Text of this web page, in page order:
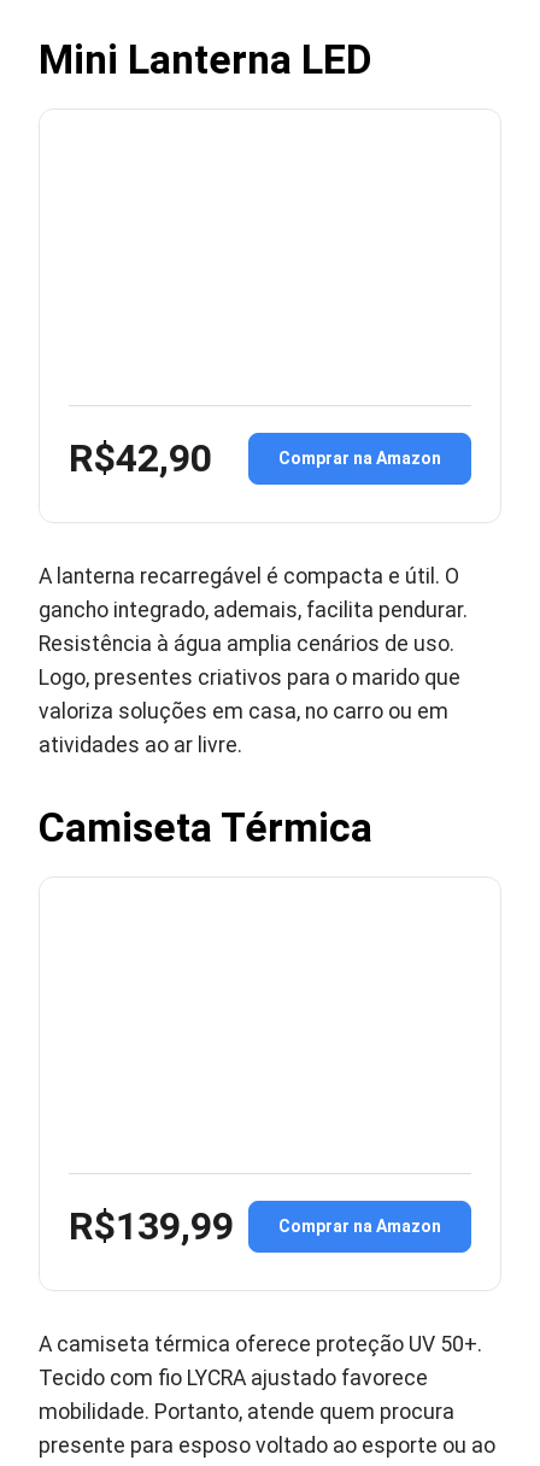
Mini Lanterna LED
R$42,90 Comprar na Amazon
A lanterna recarregável é compacta e útil. O
gancho integrado, ademais, facilita pendurar.
Resistência à água amplia cenários de uso.
Logo, presentes criativos para o marido que
valoriza soluções em casa, no carro ou em
atividades ao ar livre.
Camiseta Térmica
R$139,99 Comprar na Amazon
A camiseta térmica oferece proteção UV 50+.
Tecido com fio LYCRA ajustado favorece
mobilidade. Portanto, atende quem procura
presente para esposo voltado ao esporte ou ao